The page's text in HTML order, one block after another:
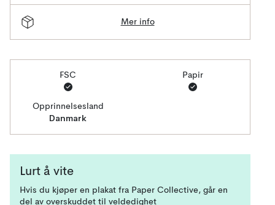
Mer info
FSC Papir
Opprinnelsesland
Danmark
Lurt å vite
Hvis du kjøper en plakat fra Paper Collective, går en
del av overskuddet til veldedighet